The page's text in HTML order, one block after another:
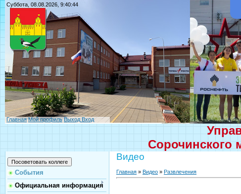
Суббота, 08.08.2026, 9:40:44
Главная Мой профиль Выход Вход
Сорочинского
События
Официальная информация
Видео
Главная » Видео » Развлечения